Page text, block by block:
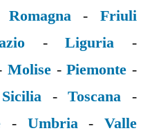
-Friuli
-Liguria -
Molise -Piemonte -
Sicilia -Toscana -
- Umbria-Valle